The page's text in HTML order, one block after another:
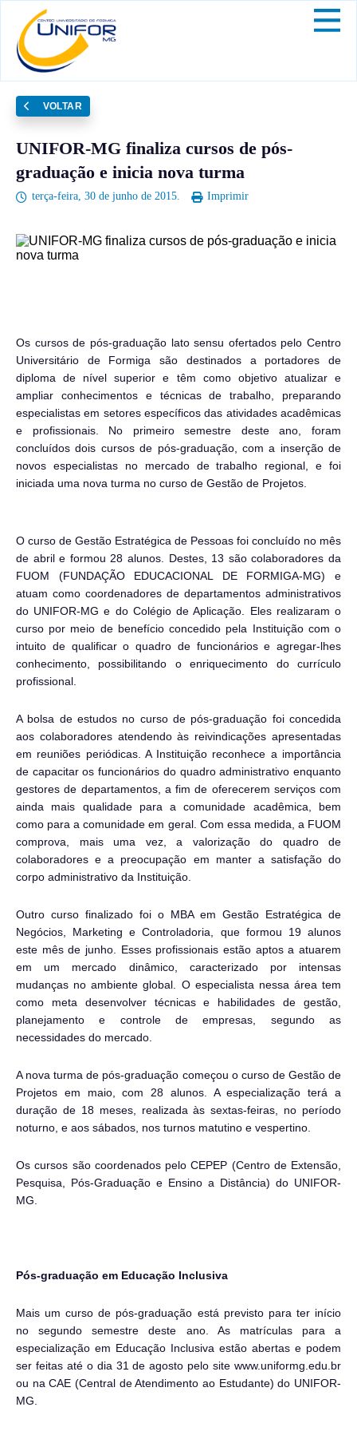
VOLTAR
UNIFOR-MG finaliza cursos de pós-
graduação e inicia nova turma
terça-feira, 30 de junho de 2015. Imprimir
Os cursos de pós-graduação lato sensu ofertados pelo Centro
Universitário de Formiga são destinados a portadores de
diploma de nível superior e têm como objetivo atualizar e
ampliar conhecimentos e técnicas de trabalho, preparando
especialistas em setores específicos das atividades acadêmicas
e profissionais. No primeiro semestre deste ano, foram
concluídos dois cursos de pós-graduação, com a inserção de
novos especialistas no mercado de trabalho regional, e foi
iniciada uma nova turma no curso de Gestão de Projetos.
O curso de Gestão Estratégica de Pessoas foi concluído no mês
de abril e formou 28 alunos. Destes, 13 são colaboradores da
FUOM (FUNDAÇÃO EDUCACIONAL DE FORMIGA-MG) e
atuam como coordenadores de departamentos administrativos
do UNIFOR-MG e do Colégio de Aplicação. Eles realizaram o
curso por meio de benefício concedido pela Instituição com o
intuito de qualificar o quadro de funcionários e agregar-lhes
conhecimento, possibilitando o enriquecimento do currículo
profissional.
A bolsa de estudos no curso de pós-graduação foi concedida
aos colaboradores atendendo às reivindicações apresentadas
em reuniões periódicas. A Instituição reconhece a importância
de capacitar os funcionários do quadro administrativo enquanto
gestores de departamentos, a fim de oferecerem serviços com
ainda mais qualidade para a comunidade acadêmica, bem
como para a comunidade em geral. Com essa medida, a FUOM
comprova, mais uma vez, a valorização do quadro de
colaboradores e a preocupação em manter a satisfação do
corpo administrativo da Instituição.
Outro curso finalizado foi o MBA em Gestão Estratégica de
Negócios, Marketing e Controladoria, que formou 19 alunos
este mês de junho. Esses profissionais estão aptos a atuarem
em um mercado dinâmico, caracterizado por intensas
mudanças no ambiente global. O especialista nessa área tem
como meta desenvolver técnicas e habilidades de gestão,
planejamento e controle de empresas, segundo as
necessidades do mercado.
A nova turma de pós-graduação começou o curso de Gestão de
Projetos em maio, com 28 alunos. A especialização terá a
duração de 18 meses, realizada às sextas-feiras, no período
noturno, e aos sábados, nos turnos matutino e vespertino.
Os cursos são coordenados pelo CEPEP (Centro de Extensão,
Pesquisa, Pós-Graduação e Ensino a Distância) do UNIFOR-
MG.
Pós-graduação em Educação Inclusiva
Mais um curso de pós-graduação está previsto para ter início
no segundo semestre deste ano. As matrículas para a
especialização em Educação Inclusiva estão abertas e podem
ser feitas até o dia 31 de agosto pelo site www.uniformg.edu.br
ou na CAE (Central de Atendimento ao Estudante) do UNIFOR-
MG.